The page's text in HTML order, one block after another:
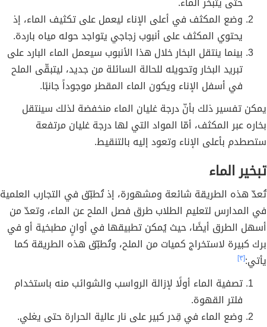
وضع المكثف في أعلى الإناء ليعمل على تكثيف الماء، إذ
يحتوي المكثف على أنبوب زجاجي يتواجد حوله مياه باردة.
بينما ينتقل البخار خلال هذا الأنبوب سيعمل الماء البارد على
تبريد البخار وتحويله للحالة السائلة من جديد، ليتبقّى الملح
في أسفل الإناء ويكون الماء المقطر موجوداً جانبًا.
يمكن تفسير ذلك بأنّ درجة غليان الماء منخفضة لذلك سينتقل
بخاره عبر المكثف، أمّا المواد التي لها درجة غليان مرتفعة
ستصطدم بأعلى الإناء وتعود إليه بالتنقيط.
تبخير الماء
تُعدّ هذه الطريقة شائعة ومشهورة، إذ تُطبّق في التجارب العلمية
في المدارس لتعليم الطلاب طرق فصل الملح عن الماء، وتعدّ من
أسهل الطرق أيضًا، حيث يُمكن تطبيقها في أوانٍ مطبخية أو في
برك كبيرة لاستخراج كميات من الملح، وتُطبّق هذه الطريقة كما
يأتي:[٣]
تصفية الماء أولًا لإزالة الرواسب والشوائب منه باستخدام
فلتر القهوة.
وضع الماء في قِدر كبير على نار عالية الحرارة حتى يغلي.